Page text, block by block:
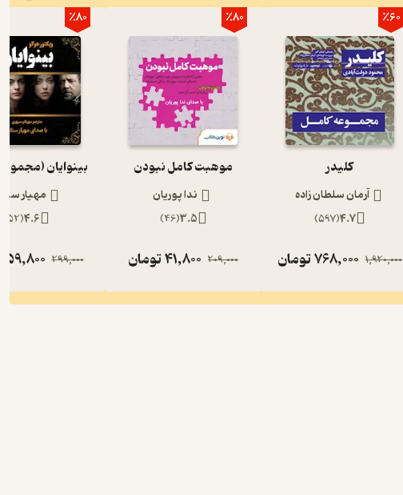
٪60
کلیدر
آرمان سلطان زاده
4.7
(
597
)
1,920,000
768,000تومان
٪80
موهبت کامل نبودن
ندا پوریان
3.5
(
46
)
209,000
41,800تومان
٪80
بینوایان
مهیار
4.6
(
52
299,000
59,800